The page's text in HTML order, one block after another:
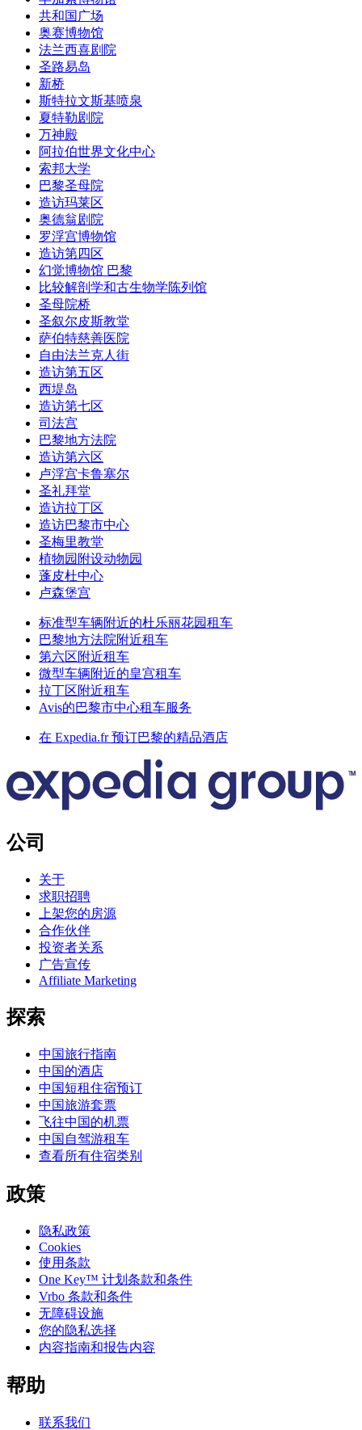
共和国广场
奥赛博物馆
法兰西喜剧院
圣路易岛
新桥
斯特拉文斯基喷泉
夏特勒剧院
万神殿
阿拉伯世界文化中心
索邦大学
巴黎圣母院
造访玛莱区
奥德翁剧院
罗浮宫博物馆
造访第四区
幻觉博物馆 巴黎
比较解剖学和古生物学陈列馆
圣母院桥
圣叙尔皮斯教堂
萨伯特慈善医院
自由法兰克人街
造访第五区
西堤岛
造访第七区
司法宫
巴黎地方法院
造访第六区
卢浮宫卡鲁塞尔
圣礼拜堂
造访拉丁区
造访巴黎市中心
圣梅里教堂
植物园附设动物园
蓬皮杜中心
卢森堡宫
标准型车辆附近的杜乐丽花园租车
巴黎地方法院附近租车
第六区附近租车
微型车辆附近的皇宫租车
拉丁区附近租车
Avis的巴黎市中心租车服务
在 Expedia.fr 预订巴黎的精品酒店
公司
关于
求职招聘
上架您的房源
合作伙伴
投资者关系
广告宣传
Affiliate Marketing
探索
中国旅行指南
中国的酒店
中国短租住宿预订
中国旅游套票
飞往中国的机票
中国自驾游租车
查看所有住宿类别
政策
隐私政策
Cookies
使用条款
One Key™ 计划条款和条件
Vrbo 条款和条件
无障碍设施
您的隐私选择
内容指南和报告内容
帮助
联系我们